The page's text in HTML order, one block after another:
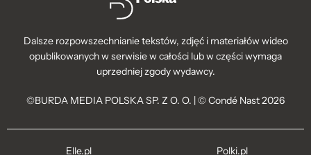
Dalsze rozpowszechnianie tekstów, zdjęć i materiałów wideo
opublikowanych w serwisie w całości lub w części wymaga
uprzedniej zgody wydawcy.
©BURDA MEDIA POLSKA SP. Z O. O. | © Condé Nast 2026
Elle.pl Polki.pl